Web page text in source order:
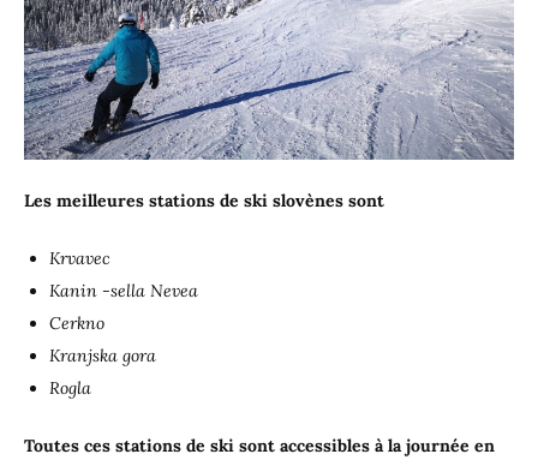
Les meilleures stations de ski slovènes sont
Krvavec
Kanin -sella Nevea
Cerkno
Kranjska gora
Rogla
Toutes ces stations de ski sont accessibles à la journée en